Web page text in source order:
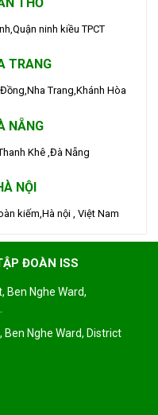
ninh kiều TPCT
TRANG
Trang,Khánh Hòa
NẴNG
Khê ,Đà Nẵng
NỘI
kiếm,Hà nội , Việt Nam
ĐOÀN ISS
Ben Nghe Ward,
Ben Nghe Ward, District